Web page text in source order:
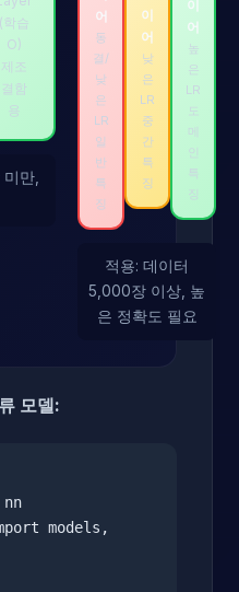
(학습
O)
제조
결함
용
만,
어
동
결/
낮
은
LR
일
반
특
징
이
어
낮
은
LR
중
간
특
징
이
어
높
은
LR
도
메
인
특
징
적용: 데이터
5,000장 이상, 높
은 정확도 필요
모델:
models,